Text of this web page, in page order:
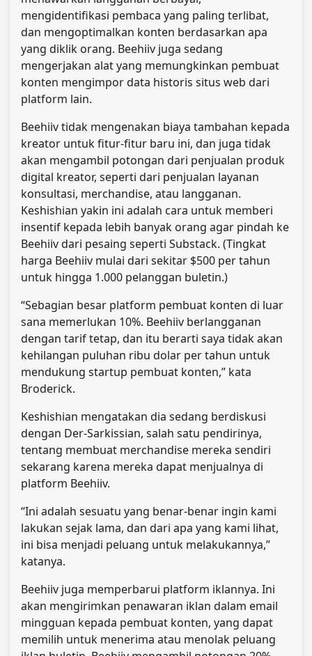
mengidentifikasi pembaca yang paling terlibat,
dan mengoptimalkan konten berdasarkan apa
yang diklik orang. Beehiiv juga sedang
mengerjakan alat yang memungkinkan pembuat
konten mengimpor data historis situs web dari
platform lain.
Beehiiv tidak mengenakan biaya tambahan kepada
kreator untuk fitur-fitur baru ini, dan juga tidak
akan mengambil potongan dari penjualan produk
digital kreator, seperti dari penjualan layanan
konsultasi, merchandise, atau langganan.
Keshishian yakin ini adalah cara untuk memberi
insentif kepada lebih banyak orang agar pindah ke
Beehiiv dari pesaing seperti Substack. (Tingkat
harga Beehiiv mulai dari sekitar $500 per tahun
untuk hingga 1.000 pelanggan buletin.)
“Sebagian besar platform pembuat konten di luar
sana memerlukan 10%. Beehiiv berlangganan
dengan tarif tetap, dan itu berarti saya tidak akan
kehilangan puluhan ribu dolar per tahun untuk
mendukung startup pembuat konten,” kata
Broderick.
Keshishian mengatakan dia sedang berdiskusi
dengan Der-Sarkissian, salah satu pendirinya,
tentang membuat merchandise mereka sendiri
sekarang karena mereka dapat menjualnya di
platform Beehiiv.
“Ini adalah sesuatu yang benar-benar ingin kami
lakukan sejak lama, dan dari apa yang kami lihat,
ini bisa menjadi peluang untuk melakukannya,”
katanya.
Beehiiv juga memperbarui platform iklannya. Ini
akan mengirimkan penawaran iklan dalam email
mingguan kepada pembuat konten, yang dapat
memilih untuk menerima atau menolak peluang